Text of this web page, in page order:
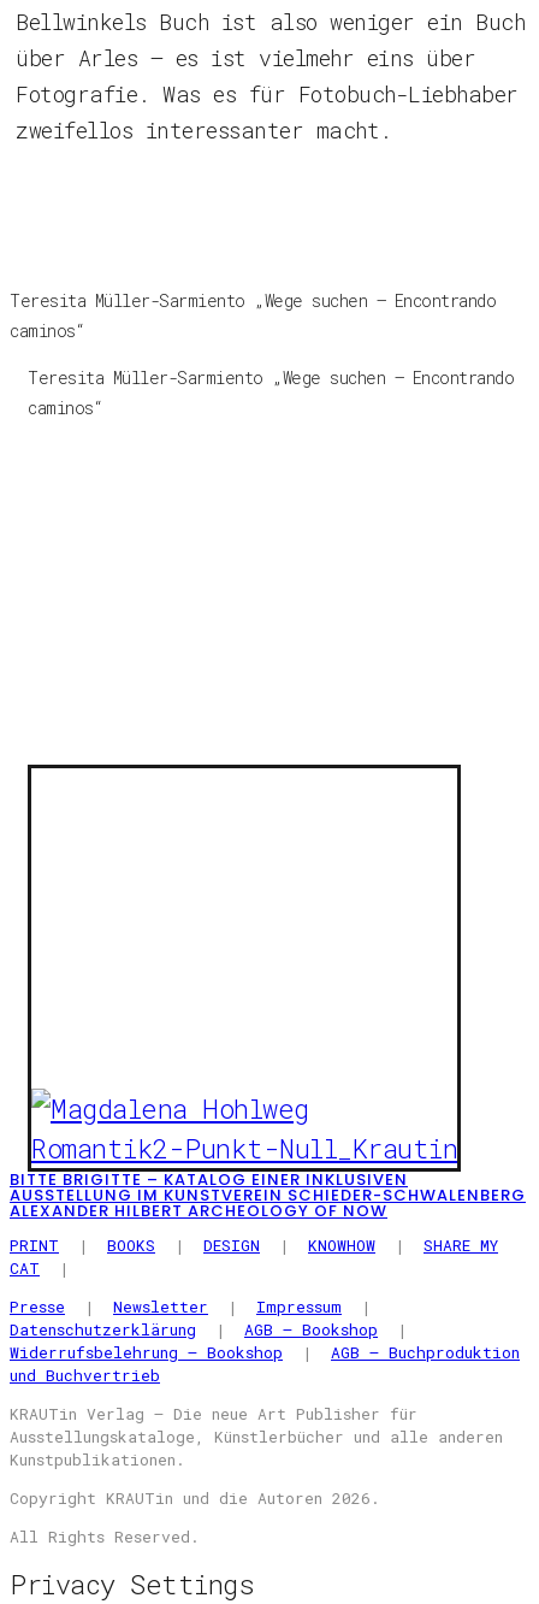
Bellwinkels Buch ist also weniger ein Buch
über Arles – es ist vielmehr eins über
Fotografie. Was es für Fotobuch-Liebhaber
zweifellos interessanter macht.
Teresita Müller-Sarmiento „Wege suchen – Encontrando
caminos“
Teresita Müller-Sarmiento „Wege suchen – Encontrando
caminos“
BITTE BRIGITTE – KATALOG EINER INKLUSIVEN
AUSSTELLUNG IM KUNSTVEREIN SCHIEDER-SCHWALENBERG
ALEXANDER HILBERT ARCHEOLOGY OF NOW
PRINT | BOOKS | DESIGN | KNOWHOW | SHARE MY
CAT |
Presse | Newsletter | Impressum |
Datenschutzerklärung | AGB – Bookshop |
Widerrufsbelehrung – Bookshop | AGB – Buchproduktion
und Buchvertrieb
KRAUTin Verlag – Die neue Art Publisher für
Ausstellungskataloge, Künstlerbücher und alle anderen
Kunstpublikationen.
Copyright KRAUTin und die Autoren 2026.
All Rights Reserved.
Privacy Settings